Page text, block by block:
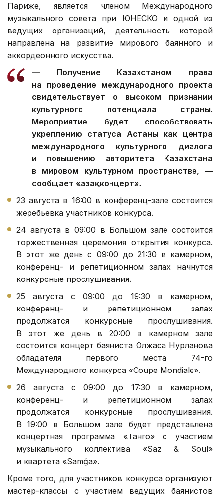
Париже, является членом Международного
музыкального совета при ЮНЕСКО и одной из
ведущих организаций, деятельность которой
направлена на развитие мирового баянного и
аккордеонного искусства.
— Получение Казахстаном права
на проведение международного проекта
свидетельствует о высоком признании
культурного потенциала страны.
Мероприятие будет способствовать
укреплению статуса Астаны как центра
международного культурного диалога
и повышению авторитета Казахстана
в мировом культурном пространстве, —
сообщает «Қазақконцерт».
23 августа в 16:00 в конференц-зале состоится
жеребьевка участников конкурса.
24 августа в 09:00 в Большом зале состоится
торжественная церемония открытия конкурса.
В этот же день с 09:00 до 21:30 в камерном,
конференц- и репетиционном залах начнутся
конкурсные прослушивания.
25 августа с 09:00 до 19:30 в камерном,
конференц- и репетиционном залах
продолжатся конкурсные прослушивания.
В этот же день в 20:00 в камерном зале
состоится концерт баяниста Олжаса Нурланова
обладателя первого места 74-го
Международного конкурса «Coupe Mondiale».
26 августа с 09:00 до 17:30 в камерном,
конференц- и репетиционном залах
продолжатся конкурсные прослушивания.
В 19:00 в Большом зале будет представлена
концертная программа «Танго» с участием
музыкального коллектива «Saz & Soul»
и квартета «Samǵa».
Кроме того, для участников конкурса организуют
мастер-классы с участием ведущих баянистов